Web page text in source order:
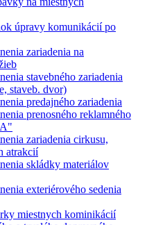
úpravy komunikácií po
zariadenia na
stavebného zariadenia
staveb. dvor)
predajného zariadenia
prenosného reklamného
zariadenia cirkusu,
atrakcií
skládky materiálov
exteriérového sedenia
miestnych kominikácií